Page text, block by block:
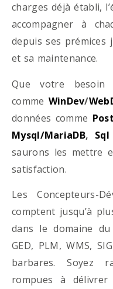
charges déjà établi,
accompagner à
depuis ses prémices
et sa maintenance.
Que votre besoin
comme WinDev/
données comme
Mysql/MariaDB,
saurons les mettre
satisfaction.
Les Concepteurs-
comptent jusqu’à
dans le domaine du
GED, PLM, WMS,
barbares. Soyez
rompues à